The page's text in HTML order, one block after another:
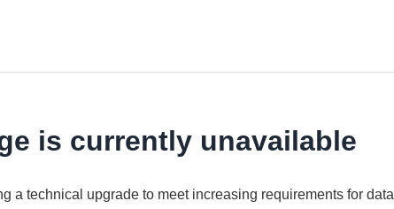
is currently unavailable
a technical upgrade to meet increasing requirements for data